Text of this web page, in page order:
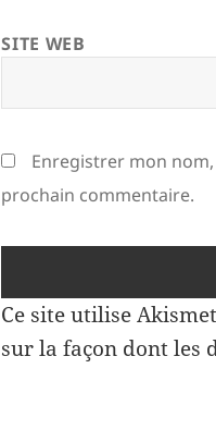
SITE WEB
Enregistrer mon
prochain commentaire.
Ce site utilise
sur la façon dont les